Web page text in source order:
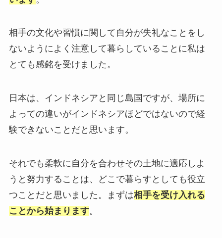
相手の文化や習慣に関して自分が失礼なことをし
ないようによく注意して暮らしていることに私は
とても感銘を受けました。
日本は、インドネシアと同じ島国ですが、場所に
よっての違いがインドネシアほどではないので経
験できないことだと思います。
それでも柔軟に自分を合わせその土地に適応しよ
うと努力することは、どこで暮らすとしても役立
つことだと思いました。まずは相手を受け入れる
ことから始まります。